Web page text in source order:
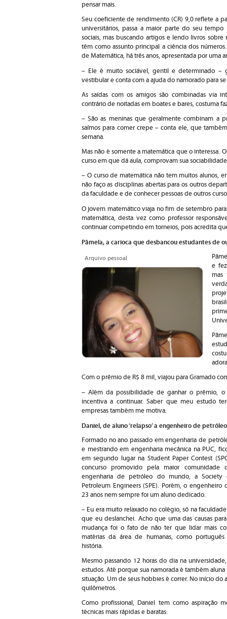
pensar mais.
Seu coeficiente de rendimento (CR) 9,0 reflete a
universitários, passa a maior parte do seu
sociais, mas buscando artigos e lendo livros sobre
têm como assunto principal a ciência dos
de Matemática, há três anos, apresentada por uma
– Ele é muito sociável, gentil e determinado –
vestibular e conta com a ajuda do namorado para
As saídas com os amigos são combinadas via
contrário de noitadas em boates e bares, costuma
– São as meninas que geralmente combinam a
saímos para comer crepe – conta ele, que
semana.
Mas não é somente a matemática que o interessa.
curso em que dá aula, comprovam sua
– O curso de matemática não tem muitos alunos,
não faço as disciplinas abertas para os outros
da faculdade e de conhecer pessoas de outros
O jovem matemático viaja no fim de setembro
matemática, desta vez como professor
continuar competindo em torneios, pois acredita
Pâmela, a carioca que desbancou estudantes de
Arquivo pessoal
e
mas
Com o prêmio de R$ 8 mil, viajou para Gramado
– Além da possibilidade de ganhar o prêmio,
incentiva a continuar. Saber que meu estudo
empresas também me motiva.
Daniel, de aluno ‘relapso’ a engenheiro de
Formado no ano passado em engenharia de
e mestrando em engenharia mecânica na PUC,
em segundo lugar na Student Paper Contest
concurso promovido pela maior comunidade
engenharia de petróleo do mundo, a Society
Petroleum Engineers (SPE). Porém, o engenheiro
23 anos nem sempre foi um aluno dedicado.
– Eu era muito relaxado no colégio, só na
que eu deslanchei. Acho que uma das causas
mudança foi o fato de não ter que lidar mais
matérias da área de humanas, como
história.
Mesmo passando 12 horas do dia na
estudos. Até porque sua namorada é também
situação. Um de seus hobbies é correr. No início
quilômetros.
Como profissional, Daniel tem como aspiração
técnicas mais rápidas e baratas: